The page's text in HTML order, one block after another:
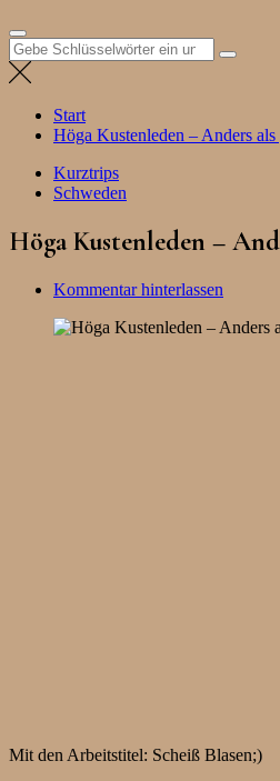
Suchen
nach:
Start
Höga Kustenleden – Anders
Kurztrips
Schweden
Höga Kustenleden –
Kommentar hinterlassen
Mit den Arbeitstitel: Scheiß Blasen;)